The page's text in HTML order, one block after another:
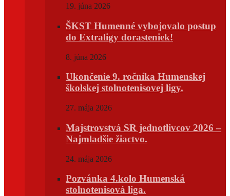
19. júna 2026
ŠKST Humenné vybojovalo postup
do Extraligy dorasteniek!
8. júna 2026
Ukončenie 9. ročníka Humenskej
školskej stolnotenisovej ligy.
27. mája 2026
Majstrovstvá SR jednotlivcov 2026 –
Najmladšie žiactvo.
24. mája 2026
Pozvánka 4.kolo Humenská
stolnotenisová liga.